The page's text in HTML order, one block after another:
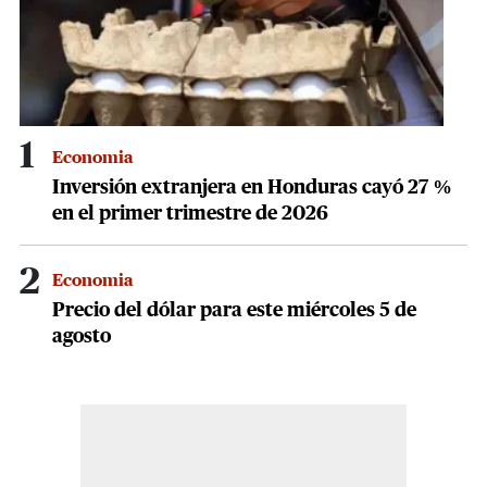
1 Economia
Inversión extranjera en Honduras cayó 27 %
en el primer trimestre de 2026
2 Economia
Precio del dólar para este miércoles 5 de
agosto